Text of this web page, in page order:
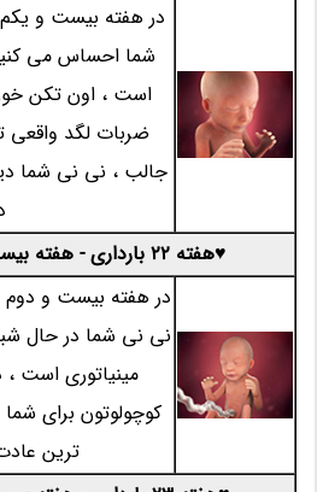
در هفته بیست و یکم
شما احساس می
است ، اون تکن
ضربات لگد واقعی
جالب ، نی نی شما
♥هفته 22 بارداری - هفته بیست و دوم بارداری
در هفته بیست و دوم
نی نی شما در حال
مینیاتوری است
کوچولوتون برای
ترین